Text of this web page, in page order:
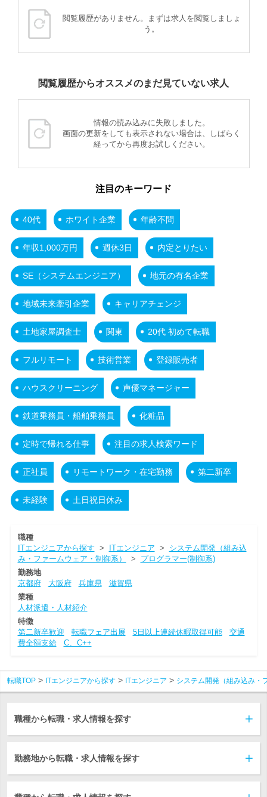
閲覧履歴がありません。まずは求人を閲覧しましょ
う。
閲覧履歴からオススメのまだ見ていない求人
情報の読み込みに失敗しました。
画面の更新をしても表示されない場合は、しばらく
経ってから再度お試しください。
注目のキーワード
40代 ホワイト企業 年齢不問
年収1,000万円 週休3日 内定とりたい
SE（システムエンジニア） 地元の有名企業
地域未来牽引企業 キャリアチェンジ
土地家屋調査士 関東 20代 初めて転職
フルリモート 技術営業 登録販売者
ハウスクリーニング 声優マネージャー
鉄道乗務員・船舶乗務員 化粧品
定時で帰れる仕事 注目の求人検索ワード
正社員 リモートワーク・在宅勤務 第二新卒
未経験 土日祝日休み
職種
ITエンジニアから探す > ITエンジニア > システム開発（組み込
み・ファームウェア・制御系）
> プログラマー(制御系)
勤務地
京都府
大阪府 兵庫県
滋賀県
業種
人材派遣・人材紹介
特徴
第二新卒歓迎
転職フェア出展 5日以上連続休暇取得可能
交通
費全額支給
C、C++
転職TOP ITエンジニアから探す ITエンジニア システム開発（組み込み・
職種から転職・求人情報を探す
勤務地から転職・求人情報を探す